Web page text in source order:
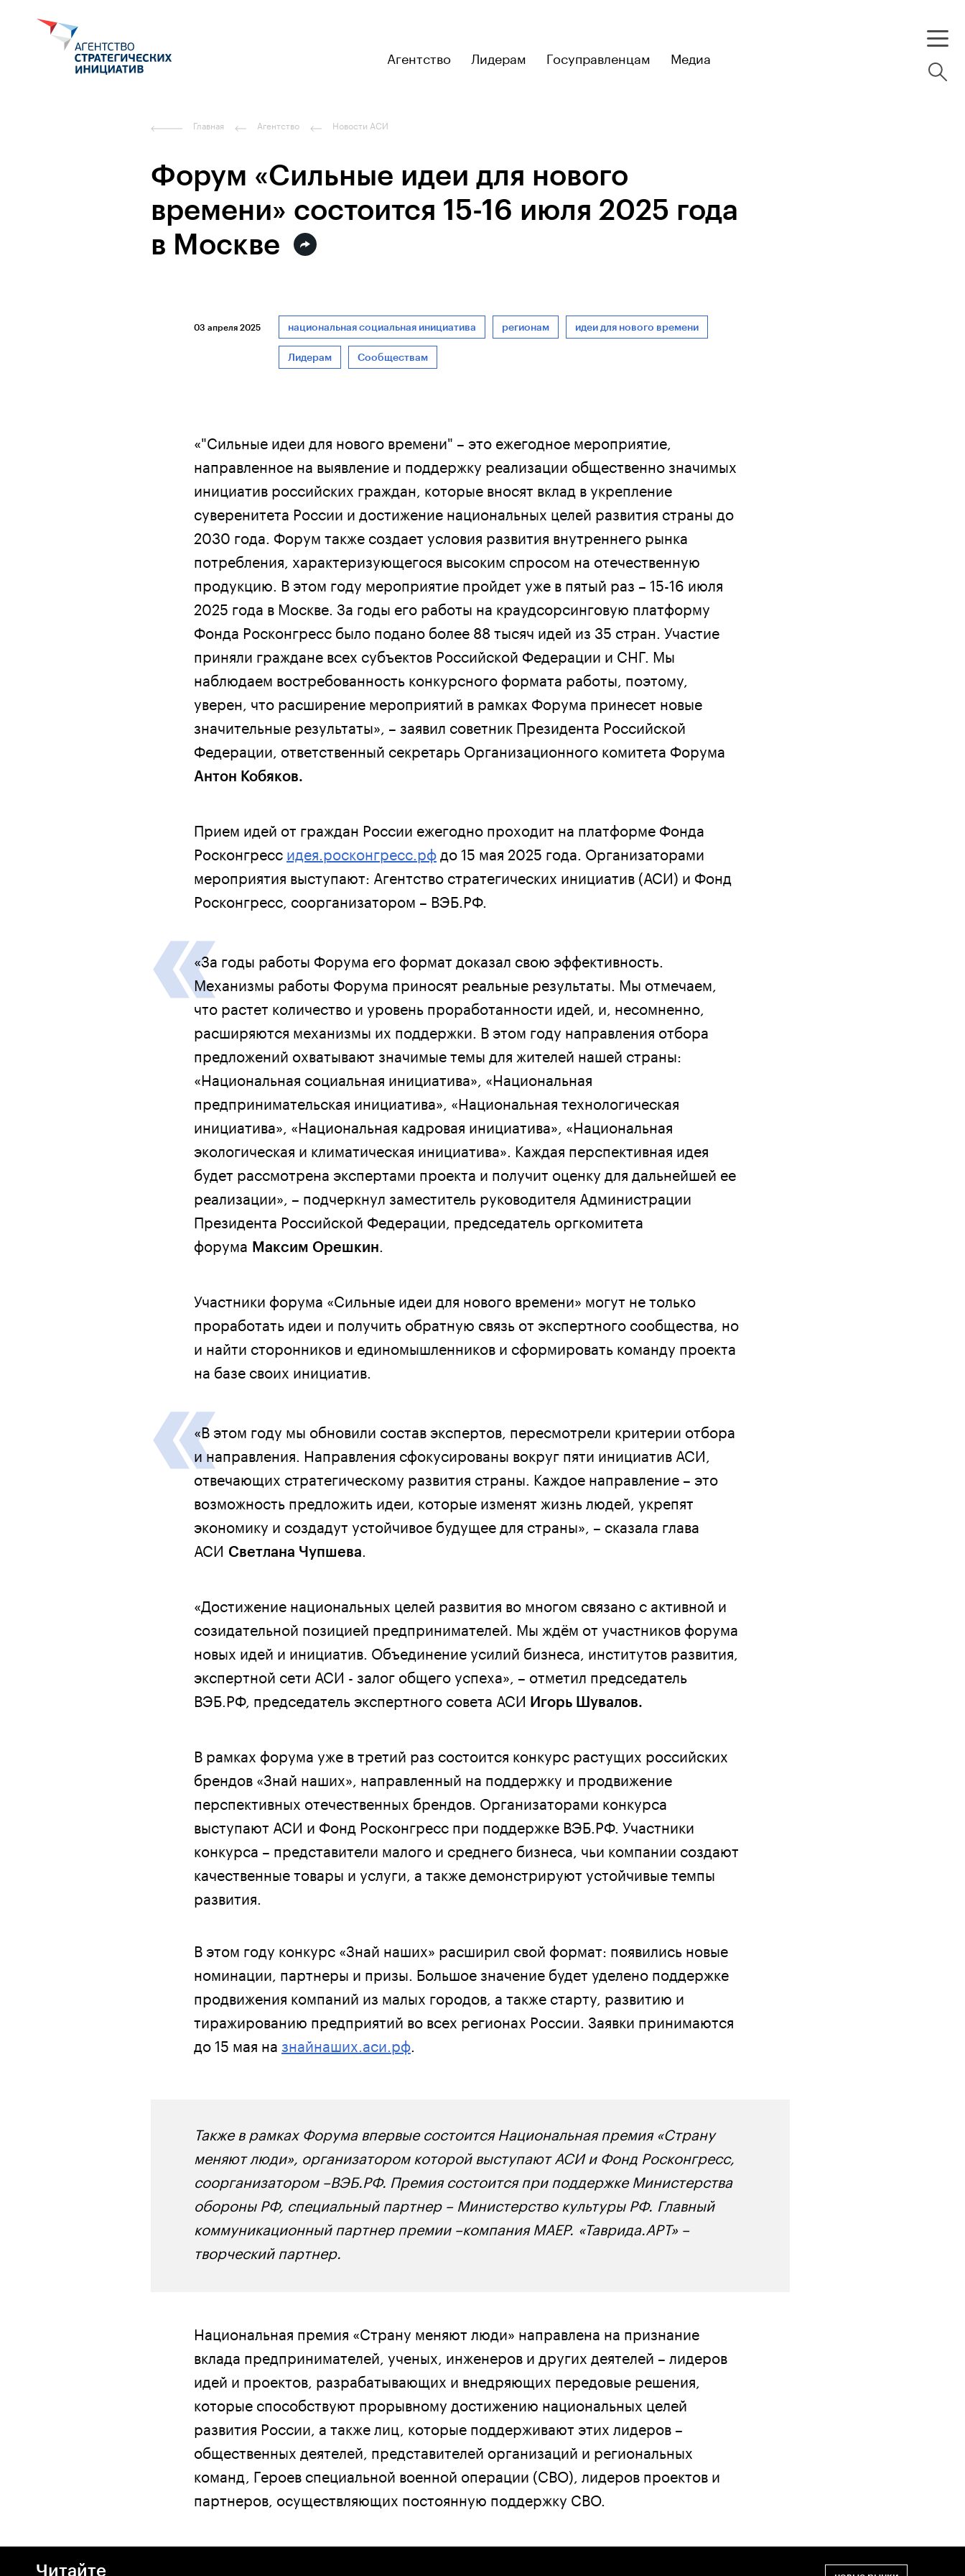
Агентство Лидерам Госуправленцам Медиа
Главная Агентство Новости АСИ
Форум «Сильные идеи для нового
времени» состоится 15-16 июля 2025 года
в Москве
03 апреля 2025 национальная социальная инициатива регионам идеи для нового времени
Лидерам Сообществам
«"Сильные идеи для нового времени" – это ежегодное мероприятие,
направленное на выявление и поддержку реализации общественно значимых
инициатив российских граждан, которые вносят вклад в укрепление
суверенитета России и достижение национальных целей развития страны до
2030 года. Форум также создает условия развития внутреннего рынка
потребления, характеризующегося высоким спросом на отечественную
продукцию. В этом году мероприятие пройдет уже в пятый раз – 15-16 июля
2025 года в Москве. За годы его работы на краудсорсинговую платформу
Фонда Росконгресс было подано более 88 тысяч идей из 35 стран. Участие
приняли граждане всех субъектов Российской Федерации и СНГ. Мы
наблюдаем востребованность конкурсного формата работы, поэтому,
уверен, что расширение мероприятий в рамках Форума принесет новые
значительные результаты», – заявил советник Президента Российской
Федерации, ответственный секретарь Организационного комитета Форума
Антон Кобяков.
Прием идей от граждан России ежегодно проходит на платформе Фонда
Росконгрессидея.росконгресс.рфдо 15 мая 2025 года. Организаторами
мероприятия выступают: Агентство стратегических инициатив (АСИ) и Фонд
Росконгресс, соорганизатором – ВЭБ.РФ.
«За годы работы Форума его формат доказал свою эффективность.
Механизмы работы Форума приносят реальные результаты. Мы отмечаем,
что растет количество и уровень проработанности идей, и, несомненно,
расширяются механизмы их поддержки. В этом году направления отбора
предложений охватывают значимые темы для жителей нашей страны:
«Национальная социальная инициатива», «Национальная
предпринимательская инициатива», «Национальная технологическая
инициатива», «Национальная кадровая инициатива», «Национальная
экологическая и климатическая инициатива». Каждая перспективная идея
будет рассмотрена экспертами проекта и получит оценку для дальнейшей ее
реализации», – подчеркнул заместитель руководителя Администрации
Президента Российской Федерации, председатель оргкомитета
форума Максим Орешкин
Участники форума «Сильные идеи для нового времени» могут не только
проработать идеи и получить обратную связь от экспертного сообщества, но
и найти сторонников и единомышленников и сформировать команду проекта
на базе своих инициатив.
«В этом году мы обновили состав экспертов, пересмотрели критерии отбора
и направления. Направления сфокусированы вокруг пяти инициатив АСИ,
отвечающих стратегическому развития страны. Каждое направление – это
возможность предложить идеи, которые изменят жизнь людей, укрепят
экономику и создадут устойчивое будущее для страны», – сказала глава
АСИ Светлана Чупшева
«Достижение национальных целей развития во многом связано с активной и
созидательной позицией предпринимателей. Мы ждём от участников форума
новых идей и инициатив. Объединение усилий бизнеса, институтов развития,
экспертной сети АСИ - залог общего успеха», – отметил председатель
ВЭБ.РФ, председатель экспертного совета АСИ Игорь Шувалов.
В рамках форума уже в третий раз состоится конкурс растущих российских
брендов «Знай наших», направленный на поддержку и продвижение
перспективных отечественных брендов. Организаторами конкурса
выступают АСИ и Фонд Росконгресс при поддержке ВЭБ.РФ. Участники
конкурса – представители малого и среднего бизнеса, чьи компании создают
качественные товары и услуги, а также демонстрируют устойчивые темпы
развития.
В этом году конкурс «Знай наших» расширил свой формат: появились новые
номинации, партнеры и призы. Большое значение будет уделено поддержке
продвижения компаний из малых городов, а также старту, развитию и
тиражированию предприятий во всех регионах России. Заявки принимаются
до 15 мая на знайнаших.аси.рф
Также в рамках Форума впервые состоится Национальная премия «Страну
меняют люди», организатором которой выступают АСИ и Фонд Росконгресс,
соорганизатором –ВЭБ.РФ. Премия состоится при поддержке Министерства
обороны РФ, специальный партнер – Министерство культуры РФ. Главный
коммуникационный партнер премии –компания МАЕР. «Таврида.АРТ» –
творческий партнер.
Национальная премия «Страну меняют люди» направлена на признание
вклада предпринимателей, ученых, инженеров и других деятелей – лидеров
идей и проектов, разрабатывающих и внедряющих передовые решения,
которые способствуют прорывному достижению национальных целей
развития России, а также лиц, которые поддерживают этих лидеров –
общественных деятелей, представителей организаций и региональных
команд, Героев специальной военной операции (СВО), лидеров проектов и
партнеров, осуществляющих постоянную поддержку СВО.
Читайте